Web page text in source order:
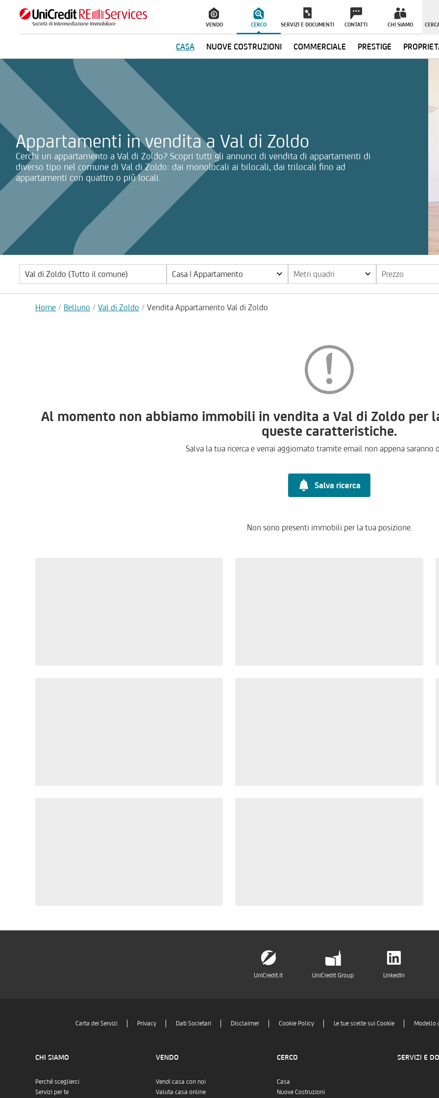
VENDO CERCO
CASA NUOVE COSTRUZIONI COMMERCIALE PRESTIGE
SERVIZI E DOCUMENTI CONTATTI CHI SIAMO
Appartamenti in vendita a Val di Zoldo
Cerchi un appartamento a Val di Zoldo? Scopri tutti gli annunci di vendita di appartamenti di
diverso tipo nel comune di Val di Zoldo: dai monolocali ai bilocali, dai trilocali fino ad
appartamenti con quattro o più locali.
La ricerca verrà inviata automaticamente alla selezione delle informazioni
Casa | Appartamento Metri quadri Prezzo
Home Belluno Val di Zoldo Vendita Appartamento Val di Zoldo
Al momento non abbiamo immobili in vendita a Val di Zoldo per
queste caratteristiche.
Salva la tua ricerca e verrai aggiornato tramite email non appena saranno
Salva ricerca
Non sono presenti immobili per la tua posizione.
UniCredit.it UniCredit Group LinkedIn
Carta dei Servizi Privacy Dati Societari Disclaimer Cookie Policy Le tue scelte sui Cookie Modello
CHI SIAMO
Perché sceglierci
Servizi per te
VENDO
Vendi casa con noi
Valuta casa online
CERCO
Casa
Nuove Costruzioni
SERVIZI E